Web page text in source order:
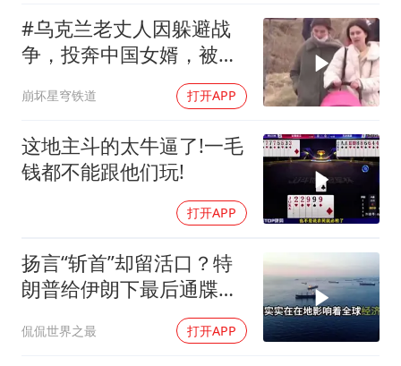
#乌克兰老丈人因躲避战
争，投奔中国女婿，被眼
崩坏星穹铁道 打开APP
这地主斗的太牛逼了!一毛
钱都不能跟他们玩!
打开APP
扬言“斩首”却留活口？特
朗普给伊朗下最后通牒，
侃侃世界之最 打开APP